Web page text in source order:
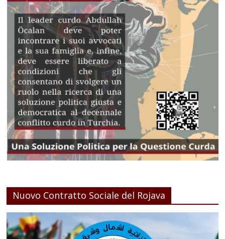
Nuovo Contratto Sociale del Rojava